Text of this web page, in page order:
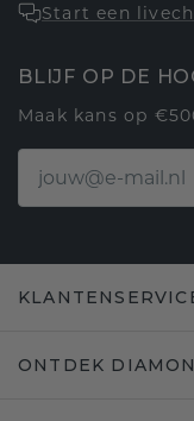
Start een
BLIJF OP DE
Maak kans op
ONTDEK